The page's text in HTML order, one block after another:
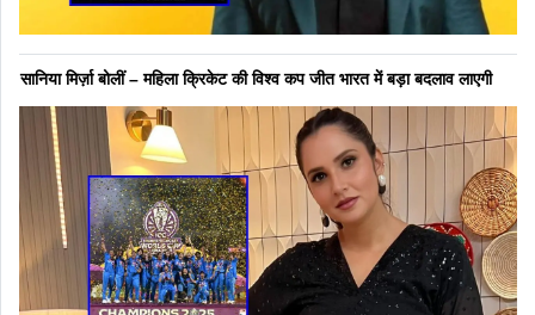
सानिया मिर्ज़ा बोलीं – महिला क्रिकेट की विश्व कप जीत भारत में बड़ा बदलाव लाएगी